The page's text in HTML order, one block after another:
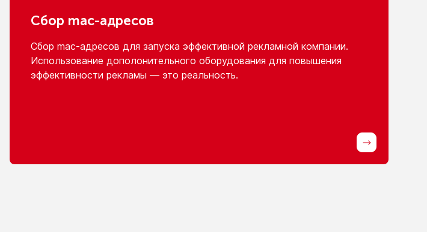
Сбор mac-адресов
Сбор mac-адресов для запуска эффективной рекламной компании.
Использование дополонительного оборудования для повышения
эффективности рекламы — это реальность.